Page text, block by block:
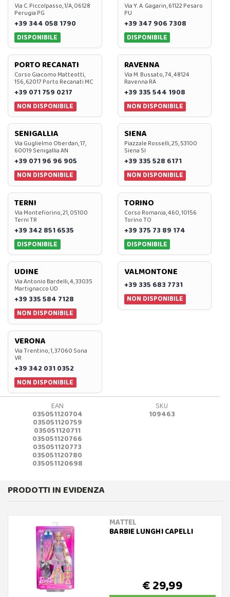
Via C. Piccolpasso, 1/A, 06128
Perugia PG
+39 344 058 1790
DISPONIBILE
Via Y. A. Gagarin, 61122 Pesaro
PU
+39 347 906 7308
DISPONIBILE
PORTO RECANATI
Corso Giacomo Matteotti,
156, 62017 Porto Recanati MC
+39 071 759 0217
NON DISPONIBILE
RAVENNA
Via M. Bussato, 74, 48124
Ravenna RA
+39 335 544 1908
NON DISPONIBILE
SENIGALLIA
Via Guglielmo Oberdan, 17,
60019 Senigallia AN
+39 071 96 96 905
NON DISPONIBILE
SIENA
Piazzale Rosselli, 25, 53100
Siena SI
+39 335 528 6171
NON DISPONIBILE
TERNI
Via Montefiorino, 21, 05100
Terni TR
+39 342 851 6535
DISPONIBILE
TORINO
Corso Romania, 460, 10156
Torino TO
+39 375 73 89 174
DISPONIBILE
UDINE
Via Antonio Bardelli, 4, 33035
Martignacco UD
+39 335 584 7128
NON DISPONIBILE
VALMONTONE
+39 335 683 7731
NON DISPONIBILE
VERONA
Via Trentino, 1, 37060 Sona
VR
+39 342 031 0352
NON DISPONIBILE
EAN
035051120704
035051120759
035051120711
035051120766
035051120773
035051120780
035051120698
SKU
109463
PRODOTTI IN EVIDENZA
MATTEL
BARBIE LUNGHI CAPELLI
€ 29,99